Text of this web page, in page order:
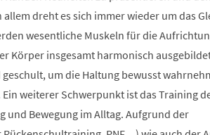
dreht es sich immer wieder um das
wesentliche Muskeln für die
Körper insgesamt harmonisch
um die Haltung bewusst
weiterer Schwerpunkt ist das Training
und Bewegung im Alltag. Aufgrund der